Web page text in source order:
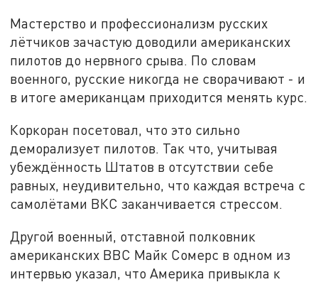
Мастерство и профессионализм русских
лётчиков зачастую доводили американских
пилотов до нервного срыва. По словам
военного, русские никогда не сворачивают - и
в итоге американцам приходится менять курс.
Коркоран посетовал, что это сильно
деморализует пилотов. Так что, учитывая
убеждённость Штатов в отсутствии себе
равных, неудивительно, что каждая встреча с
самолётами ВКС заканчивается стрессом.
Другой военный, отставной полковник
американских ВВС Майк Сомерс в одном из
интервью указал, что Америка привыкла к